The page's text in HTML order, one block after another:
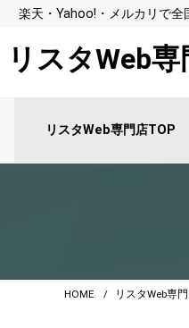
楽天・Yahoo!・メルカリで
リスタWeb専
リスタWeb専門店TOP
HOME リスタWeb専